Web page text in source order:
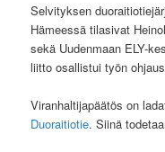
Selvityksen
Hämeessä tilasivat
sekä Uudenmaan ELY-
liitto osallistui työn
Viranhaltijapäätös on
Duoraitiotie. Siinä